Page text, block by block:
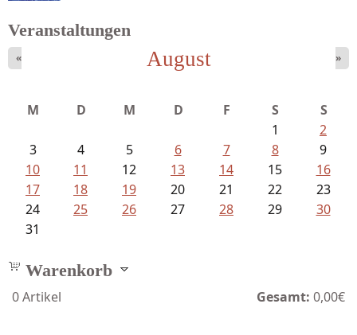
Goetze, Christina - Ade, du schöne...
Veranstaltungen
August
« »
M D M D F S
S
1
2
3
4 5 6 7 8
9
10
11 12 13 14 15
16
17
18 19 20 21 22
23
24
25 26 27 28 29
30
31
Warenkorb
0Artikel Gesamt: 0,00€